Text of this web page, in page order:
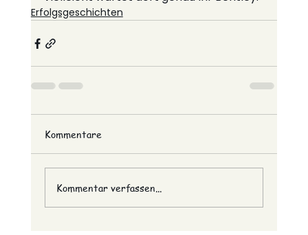
Erfolgsgeschichten
Kommentare
Kommentar verfassen...